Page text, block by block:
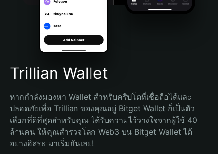
Português (Brasil)
Español (Argentina)
Trillian Wallet
หากกำลังมองหา Wallet สำหรับคริปโตที่เชื่อถือได้และ
ปลอดภัยเพื่อ Trillian ของคุณอยู่ Bitget Wallet ก็เป็นตัว
เลือกที่ดีที่สุดสำหรับคุณ ได้รับความไว้วางใจจากผู้ใช้ 40
ล้านคน ให้คุณสำรวจโลก Web3 บน Bitget Wallet ได้
อย่างอิสระ มาเริ่มกันเลย!